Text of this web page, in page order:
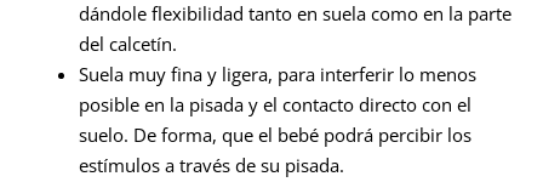
dándole flexibilidad tanto en suela como en la parte
del calcetín.
Suela muy fina y ligera, para interferir lo menos
posible en la pisada y el contacto directo con el
suelo. De forma, que el bebé podrá percibir los
estímulos a través de su pisada.